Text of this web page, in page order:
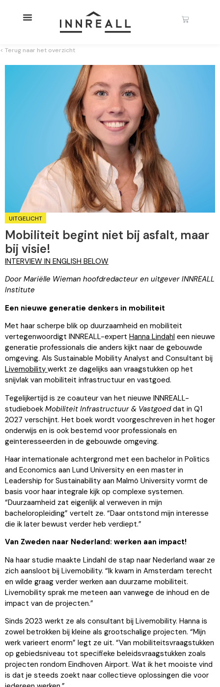
< Terug naar het overzicht
UITGELICHT
Mobiliteit begint niet bij asfalt, maar
bij visie!
INTERVIEW IN ENGLISH BELOW
Door Mariëlle Wieman hoofdredacteur en uitgever INNREALL
Institute
Een nieuwe generatie denkers in mobiliteit
Met haar scherpe blik op duurzaamheid en mobiliteit
vertegenwoordigt INNREALL-expert Hanna Lindahl een nieuwe
generatie professionals die anders kijkt naar de gebouwde
omgeving. Als Sustainable Mobility Analyst and Consultant bij
Livemobility werkt ze dagelijks aan vraagstukken op het
snijvlak van mobiliteit infrastructuur en vastgoed.
Tegelijkertijd is ze coauteur van het nieuwe INNREALL-
studieboek Mobiliteit Infrastructuur & Vastgoeddat in Q1
2027 verschijnt. Het boek wordt voorgeschreven in het hoger
onderwijs en is ook bestemd voor professionals en
geïnteresseerden in de gebouwde omgeving.
Haar internationale achtergrond met een bachelor in Politics
and Economics aan Lund University en een master in
Leadership for Sustainability aan Malmö University vormt de
basis voor haar integrale kijk op complexe systemen.
“Duurzaamheid zat eigenlijk al verweven in mijn
bacheloropleiding” vertelt ze. “Daar ontstond mijn interesse
die ik later bewust verder heb verdiept.”
Van Zweden naar Nederland: werken aan impact!
Na haar studie maakte Lindahl de stap naar Nederland waar ze
zich aansloot bij Livemobility. “Ik kwam in Amsterdam terecht
en wilde graag verder werken aan duurzame mobiliteit.
Livemobility sprak me meteen aan vanwege de inhoud en de
impact van de projecten.”
Sinds 2023 werkt ze als consultant bij Livemobility. Hanna is
zowel betrokken bij kleine als grootschalige projecten. “Mijn
werk varieert enorm” legt ze uit. “Van mobiliteitsvraagstukken
op gebiedsniveau tot specifieke beleidsvraagstukken zoals
projecten rondom Eindhoven Airport. Wat ik het mooiste vind
is dat je steeds zoekt naar collectieve oplossingen die voor